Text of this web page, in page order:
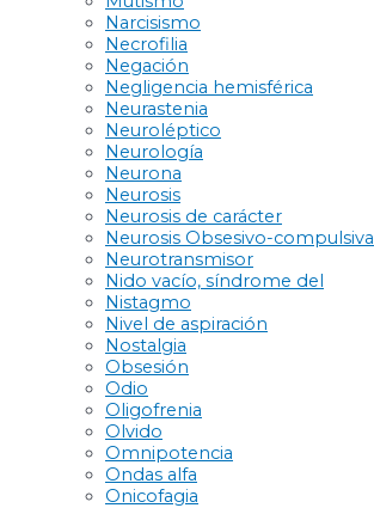
Narcisismo
Necrofilia
Negación
Negligencia hemisférica
Neurastenia
Neuroléptico
Neurología
Neurona
Neurosis
Neurosis de carácter
Neurosis Obsesivo-compulsiva
Neurotransmisor
Nido vacío, síndrome del
Nistagmo
Nivel de aspiración
Nostalgia
Obsesión
Odio
Oligofrenia
Olvido
Omnipotencia
Ondas alfa
Onicofagia